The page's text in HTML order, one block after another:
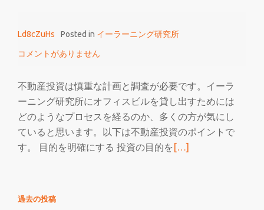
あ
る
か
Ld8cZuHs Posted in イーラーニング研究所
コメントがありません
不動産投資は慎重な計画と調査が必要です。イーラ
ーニング研究所にオフィスビルを貸し出すためには
どのようなプロセスを経るのか、多くの方が気にし
ていると思います。以下は不動産投資のポイントで
す。 目的を明確にする 投資の目的を 続[…]
投
過去の投稿